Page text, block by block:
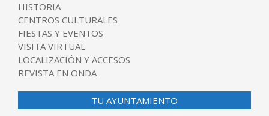
HISTORIA
CENTROS CULTURALES
FIESTAS Y EVENTOS
VISITA VIRTUAL
LOCALIZACIÓN Y ACCESOS
REVISTA EN ONDA
TU AYUNTAMIENTO